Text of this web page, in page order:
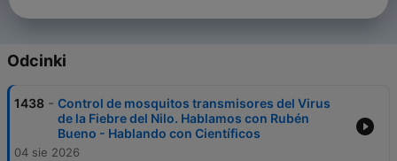
Odcinki
1438 - Control de mosquitos transmisores del Virus
de la Fiebre del Nilo. Hablamos con Rubén
Bueno - Hablando con Científicos
04 sie 2026